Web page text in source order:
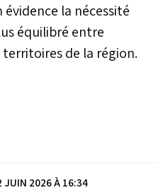
la nécessité
équilibré entre
de la région.
JUIN 2026 À 16:34